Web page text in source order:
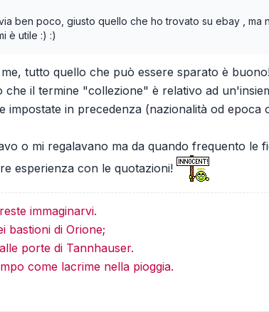
ben poco, giusto quello che ho trovato su ebay , ma
è utile :) :)
tutto quello che può essere sparato è
il termine "collezione" è relativo ad
impostate in precedenza (nazionalità od epoca
o mi regalavano ma da quando frequento le
esperienza con le quotazioni!
immaginarvi.
bastioni di Orione;
porte di Tannhauser.
come lacrime nella pioggia.